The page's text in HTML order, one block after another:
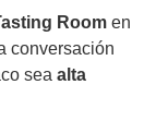
Room en
conversación
sea alta